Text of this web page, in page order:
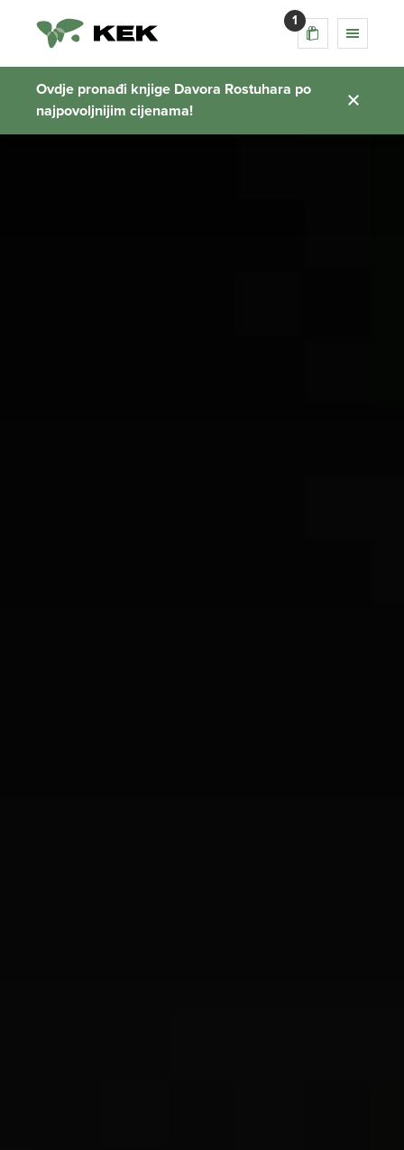
1
Ovdje pronađi knjige Davora Rostuhara po
najpovoljnijim cijenama!